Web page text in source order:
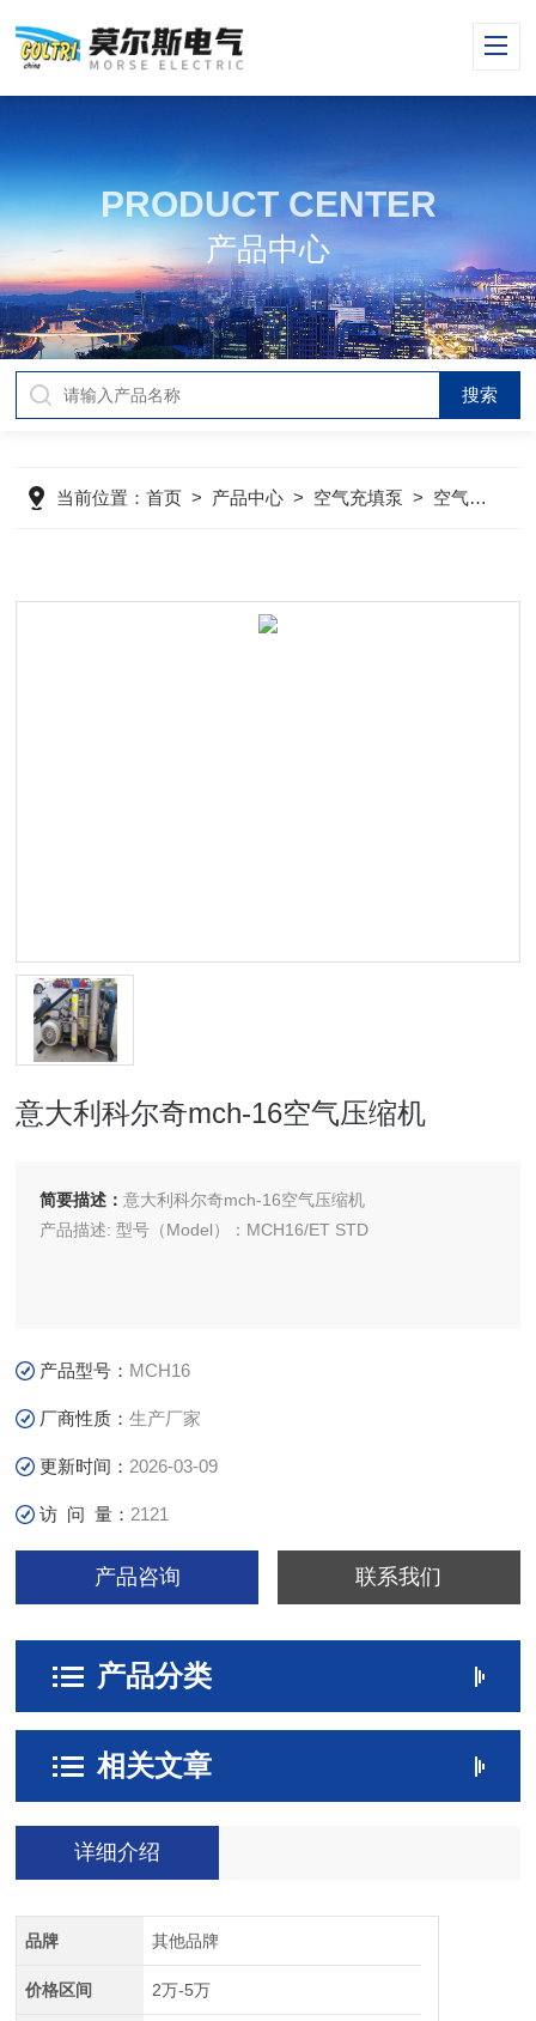
PRODUCT CENTER
产品中心
当前位置：首页 > 产品中心 > 空气充填泵 > 空气压缩机
意大利科尔奇mch-16空气压缩机
简要描述：意大利科尔奇mch-16空气压缩机
产品描述: 型号（Model）：MCH16/ET STD
产品型号： MCH16
厂商性质：生产厂家
更新时间： 2026-03-09
访 问 量： 2121
产品咨询 联系我们
产品分类
相关文章
详细介绍
品牌 其他品牌
价格区间 2万-5万